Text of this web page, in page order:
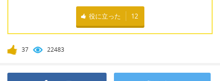
役に立った 12
37 22483